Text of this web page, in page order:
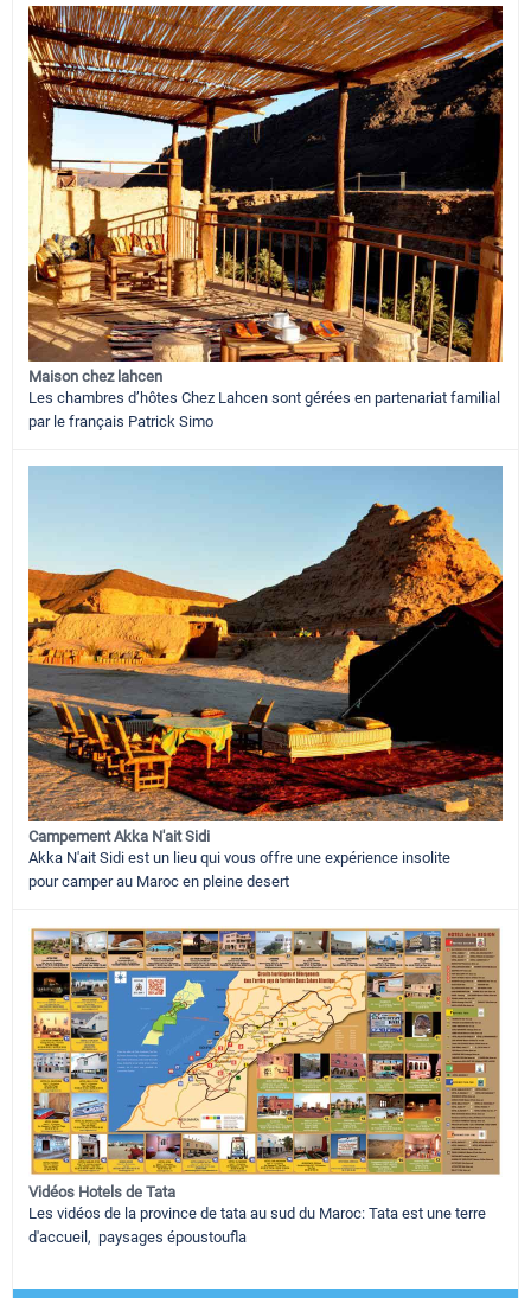
Maison chez lahcen
Les chambres d’hôtes Chez Lahcen sont gérées en partenariat familial
par le français Patrick Simo
Campement Akka N'ait Sidi
Akka N'ait Sidi est un lieu qui vous offre une expérience insolite
pour camper au Maroc en pleine desert
Vidéos Hotels de Tata
Les vidéos de la province de tata au sud du Maroc: Tata est une terre
d'accueil, paysages époustoufla